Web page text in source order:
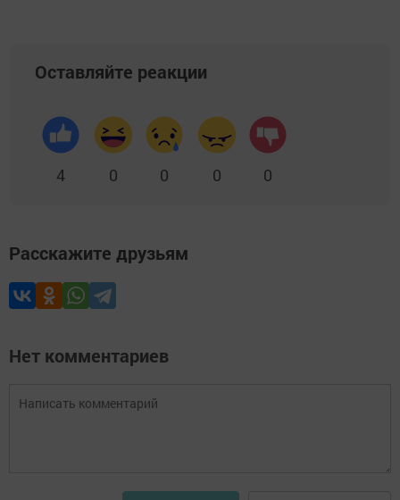
Оставляйте реакции
4 0 0 0 0
Расскажите друзьям
Нет комментариев